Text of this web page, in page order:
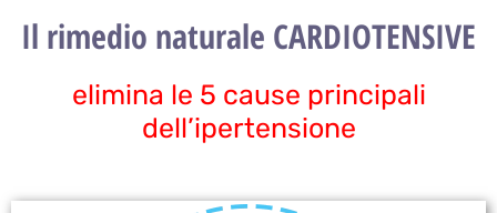
Il rimedio naturale CARDIOTENSIVE
elimina le 5 cause principali
dell’ipertensione